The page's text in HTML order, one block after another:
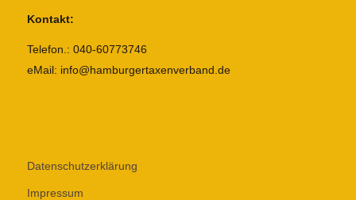
Kontakt:
Telefon.: 040-60773746
eMail: info@hamburgertaxenverband.de
Datenschutzerklärung
Impressum